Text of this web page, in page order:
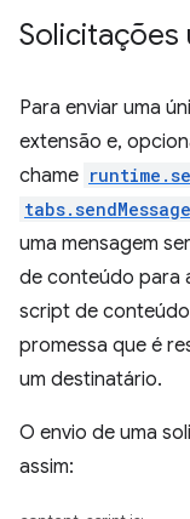
Solicitações
Para enviar uma
extensão e,
chame
uma mensagem
de conteúdo para
script de
promessa que é
um destinatário.
O envio de uma
assim: